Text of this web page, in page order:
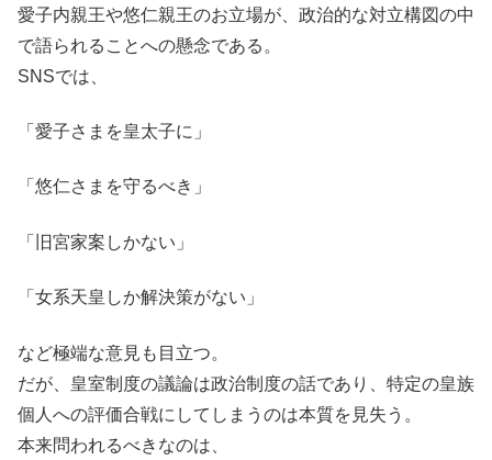
愛子内親王や悠仁親王のお立場が、政治的な対立構図の中
で語られることへの懸念である。
SNSでは、
「愛子さまを皇太子に」
「悠仁さまを守るべき」
「旧宮家案しかない」
「女系天皇しか解決策がない」
など極端な意見も目立つ。
だが、皇室制度の議論は政治制度の話であり、特定の皇族
個人への評価合戦にしてしまうのは本質を見失う。
本来問われるべきなのは、